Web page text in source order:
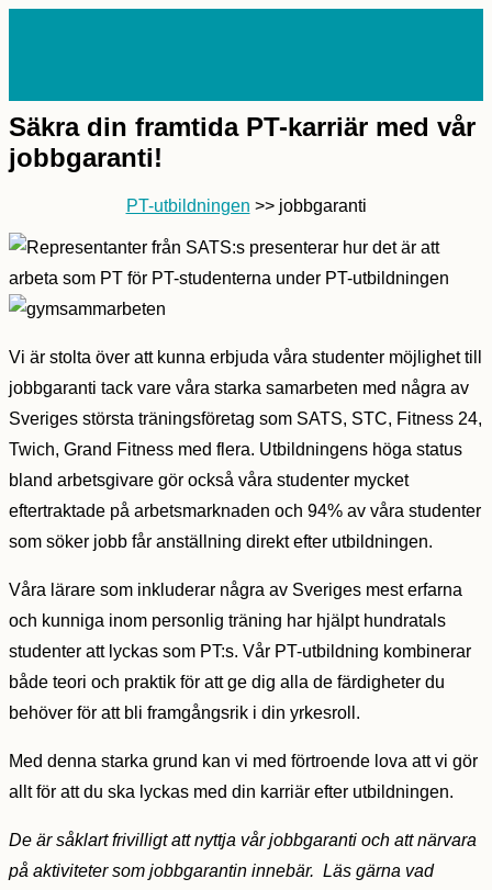
MAIN
MENU
Säkra din framtida PT-karriär med vår
jobbgaranti!
PT-utbildningen >> jobbgaranti
Vi är stolta över att kunna erbjuda våra studenter möjlighet till
jobbgaranti tack vare våra starka samarbeten med några av
Sveriges största träningsföretag som SATS, STC, Fitness 24,
Twich, Grand Fitness med flera. Utbildningens höga status
bland arbetsgivare gör också våra studenter mycket
eftertraktade på arbetsmarknaden och 94% av våra studenter
som söker jobb får anställning direkt efter utbildningen.
Våra lärare som inkluderar några av Sveriges mest erfarna
och kunniga inom personlig träning har hjälpt hundratals
studenter att lyckas som PT:s. Vår PT-utbildning kombinerar
både teori och praktik för att ge dig alla de färdigheter du
behöver för att bli framgångsrik i din yrkesroll.
Med denna starka grund kan vi med förtroende lova att vi gör
allt för att du ska lyckas med din karriär efter utbildningen.
De är såklart frivilligt att nyttja vår jobbgaranti och att närvara
på aktiviteter som jobbgarantin innebär. Läs gärna vad